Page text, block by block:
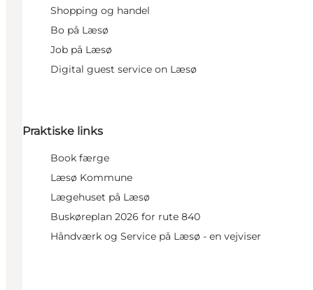
Shopping og handel
Bo på Læsø
Job på Læsø
Digital guest service on Læsø
Praktiske links
Book færge
Læsø Kommune
Lægehuset på Læsø
Buskøreplan 2026 for rute 840
Håndværk og Service på Læsø - en vejviser